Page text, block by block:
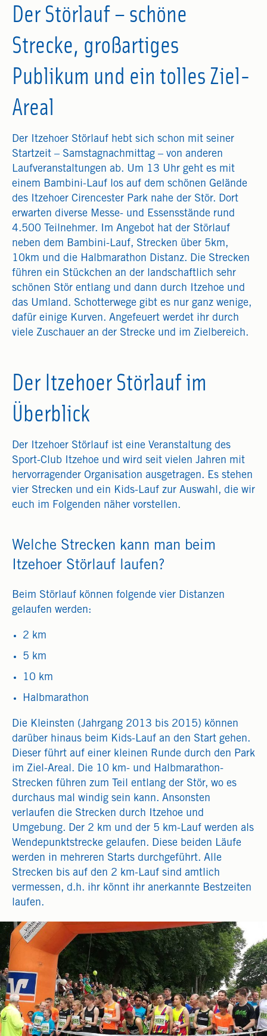
Der Störlauf – schöne
Strecke, großartiges
Publikum und ein tolles Ziel-
Areal
Der Itzehoer Störlauf hebt sich schon mit seiner
Startzeit – Samstagnachmittag – von anderen
Laufveranstaltungen ab. Um 13 Uhr geht es mit
einem Bambini-Lauf los auf dem schönen Gelände
des Itzehoer Cirencester Park nahe der Stör. Dort
erwarten diverse Messe- und Essensstände rund
4.500 Teilnehmer. Im Angebot hat der Störlauf
neben dem Bambini-Lauf, Strecken über 5km,
10km und die Halbmarathon Distanz. Die Strecken
führen ein Stückchen an der landschaftlich sehr
schönen Stör entlang und dann durch Itzehoe und
das Umland. Schotterwege gibt es nur ganz wenige,
dafür einige Kurven. Angefeuert werdet ihr durch
viele Zuschauer an der Strecke und im Zielbereich.
Der Itzehoer Störlauf im
Überblick
Der Itzehoer Störlauf ist eine Veranstaltung des
Sport-Club Itzehoe und wird seit vielen Jahren mit
hervorragender Organisation ausgetragen. Es stehen
vier Strecken und ein Kids-Lauf zur Auswahl, die wir
euch im Folgenden näher vorstellen.
Welche Strecken kann man beim
Itzehoer Störlauf laufen?
Beim Störlauf können folgende vier Distanzen
gelaufen werden:
2 km
5 km
10 km
Halbmarathon
Die Kleinsten (Jahrgang 2013 bis 2015) können
darüber hinaus beim Kids-Lauf an den Start gehen.
Dieser führt auf einer kleinen Runde durch den Park
im Ziel-Areal. Die 10 km- und Halbmarathon-
Strecken führen zum Teil entlang der Stör, wo es
durchaus mal windig sein kann. Ansonsten
verlaufen die Strecken durch Itzehoe und
Umgebung. Der 2 km und der 5 km-Lauf werden als
Wendepunktstrecke gelaufen. Diese beiden Läufe
werden in mehreren Starts durchgeführt. Alle
Strecken bis auf den 2 km-Lauf sind amtlich
vermessen, d.h. ihr könnt ihr anerkannte Bestzeiten
laufen.